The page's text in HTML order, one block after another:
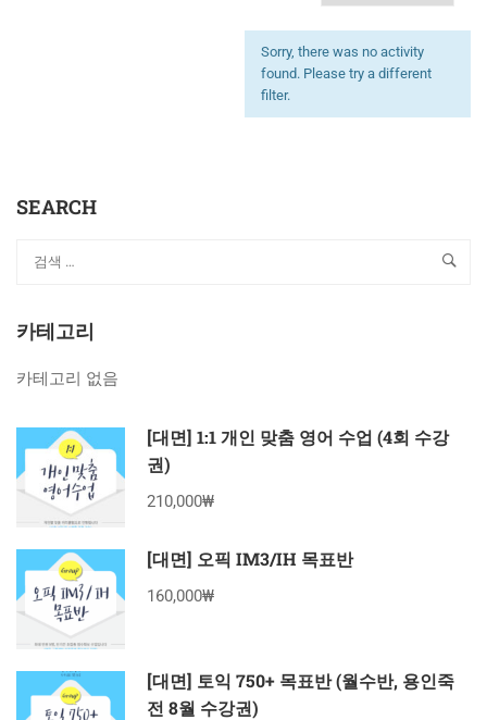
Sorry, there was no activity
found. Please try a different
filter.
SEARCH
카테고리
카테고리 없음
[대면] 1:1 개인 맞춤 영어 수업 (4회 수강
권)
210,000₩
[대면] 오픽 IM3/IH 목표반
160,000₩
[대면] 토익 750+ 목표반 (월수반, 용인죽
전 8월 수강권)